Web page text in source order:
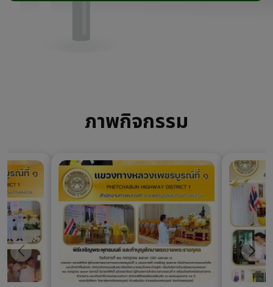
ภาพกิจกรรม
ก่อนหน้า ถัดไป